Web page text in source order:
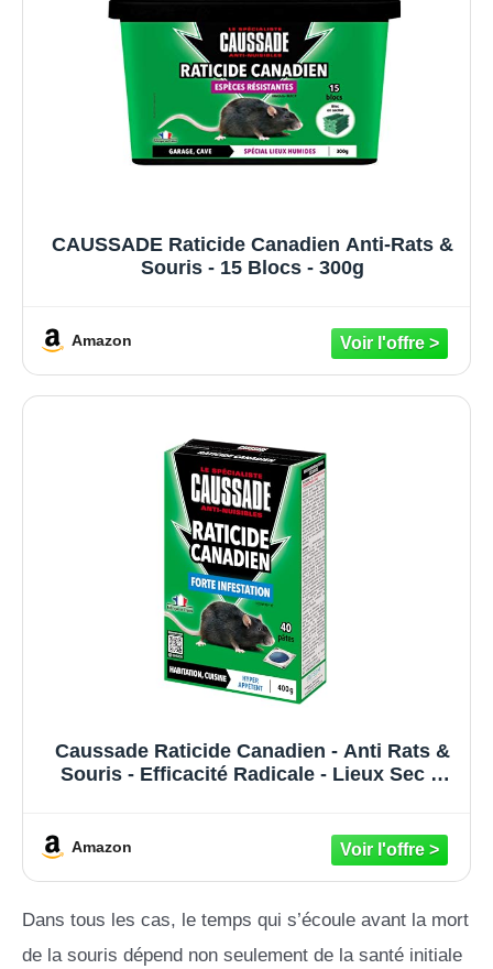
CAUSSADE Raticide Canadien Anti-Rats &
Souris - 15 Blocs - 300g
Amazon
Caussade Raticide Canadien - Anti Rats &
Souris - Efficacité Radicale - Lieux Sec &
– 400g CARPT400
Amazon
Dans tous les cas, le temps qui s’écoule avant la mort
de la souris dépend non seulement de la santé initiale